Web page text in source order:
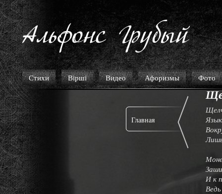
Стихи Вірші Видео Афоризмы Фото
Главная
И к